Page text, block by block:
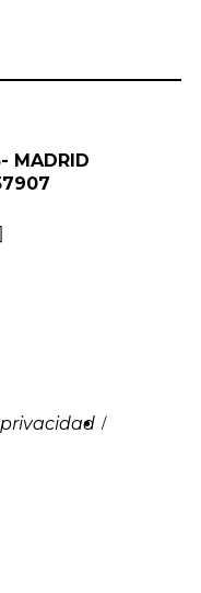
MADRID
/